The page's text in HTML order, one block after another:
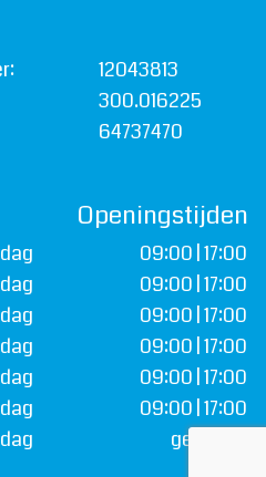
12043813
300.016225
64737470
Openingstijden
09:00 | 17:00
09:00 | 17:00
09:00 | 17:00
09:00 | 17:00
09:00 | 17:00
09:00 | 17:00
gesloten